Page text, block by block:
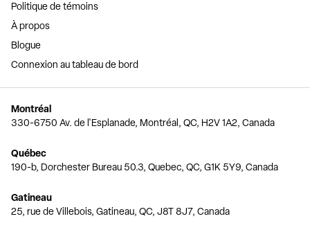
Politique de témoins
À propos
Blogue
Connexion au tableau de bord
Montréal
330-6750 Av. de l'Esplanade, Montréal, QC, H2V 1A2, Canada
Québec
190-b, Dorchester Bureau 50.3, Quebec, QC, G1K 5Y9, Canada
Gatineau
25, rue de Villebois, Gatineau, QC, J8T 8J7, Canada